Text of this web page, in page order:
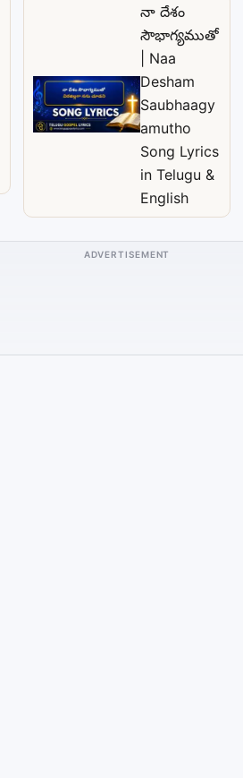
నా దేశం
సౌభాగ్యముతో
| Naa
Desham
Saubhaagy
amutho
Song Lyrics
in Telugu &
English
ADVERTISEMENT